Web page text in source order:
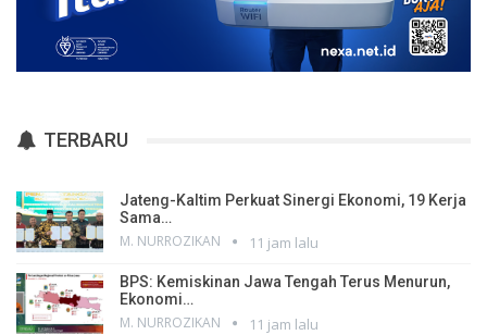
TERBARU
Jateng-Kaltim Perkuat Sinergi Ekonomi, 19 Kerja
Sama…
M. NURROZIKAN 11 jam lalu
BPS: Kemiskinan Jawa Tengah Terus Menurun,
Ekonomi…
M. NURROZIKAN 11 jam lalu